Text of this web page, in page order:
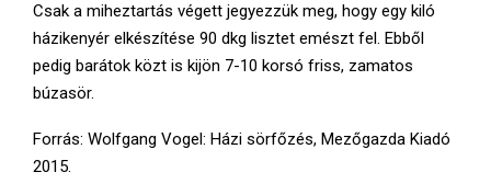
Csak a miheztartás végett jegyezzük meg, hogy egy kiló
házikenyér elkészítése 90 dkg lisztet emészt fel. Ebből
pedig barátok közt is kijön 7-10 korsó friss, zamatos
búzasör.
Forrás: Wolfgang Vogel: Házi sörfőzés, Mezőgazda Kiadó
2015.